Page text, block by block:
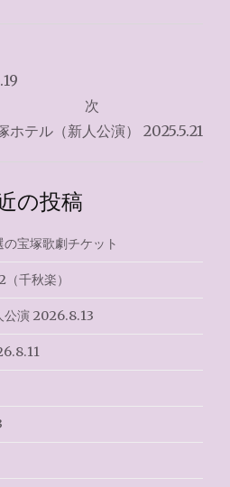
次
ホテル（新人公演） 2025.5.21
の投稿
宝塚歌劇チケット
千秋楽）
公演 2026.8.13